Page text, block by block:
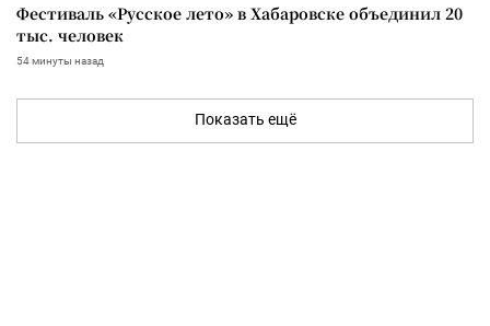
Фестиваль «Русское лето» в Хабаровске объединил 20
тыс. человек
54 минуты назад
Показать ещё